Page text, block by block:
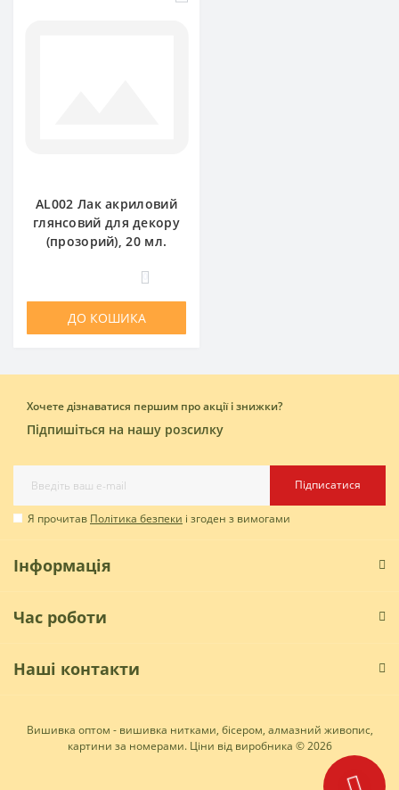
AL002 Лак акриловий
глянсовий для декору
(прозорий), 20 мл.
0
ДО КОШИКА
Хочете дізнаватися першим про акції і знижки?
Підпишіться на нашу розсилку
Підписатися
Я прочитав Політика безпеки і згоден з вимогами
Інформація
Час роботи
Наші контакти
Вишивка оптом - вишивка нитками, бісером, алмазний живопис,
картини за номерами. Ціни від виробника © 2026